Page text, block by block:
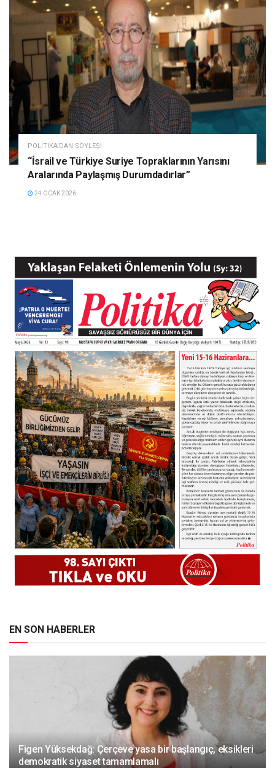
POLITIKA'DAN SÖYLEŞI
“İsrail ve Türkiye Suriye Topraklarının Yarısını
Aralarında Paylaşmış Durumdadırlar”
24 OCAK 2026
EN SON HABERLER
Figen Yüksekdağ: Çerçeve yasa bir başlangıç, eksikleri
demokratik siyaset tamamlamalı